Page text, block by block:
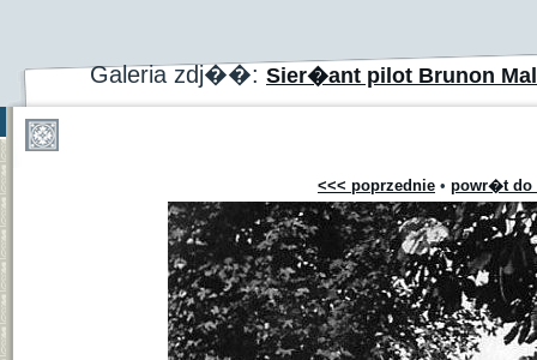
Galeria zdj��: Sier�ant pilot Brunon
<<< poprzednie • powr�t do